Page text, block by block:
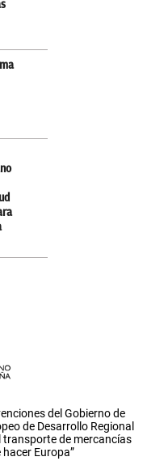
del Gobierno de
de Desarrollo Regional
de mercancías
Europa”